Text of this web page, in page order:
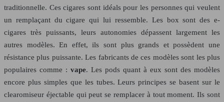
traditionnelle. Ces cigares sont idéals pour les personnes qui veulent
un remplaçant du cigare qui lui ressemble. Les box sont des e-
cigares très puissants, leurs autonomies dépassent largement les
autres modèles. En effet, ils sont plus grands et possèdent une
résistance plus puissante. Les fabricants de ces modèles sont les plus
populaires comme : vape. Les pods quant à eux sont des modèles
encore plus simples que les tubes. Leurs principes se basent sur le
clearomiseur éjectable qui peut se remplacer à tout moment. Ils sont